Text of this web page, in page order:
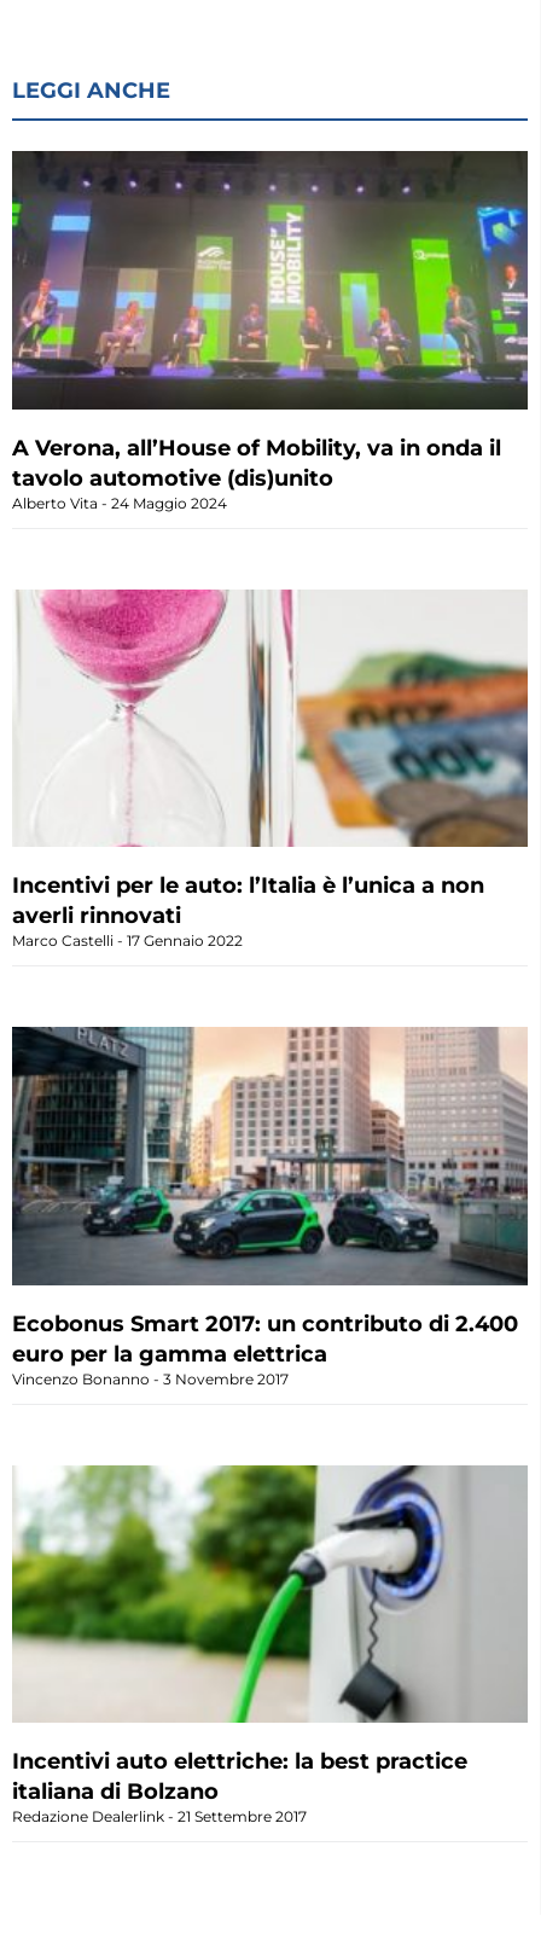
LEGGI ANCHE
A Verona, all’House of Mobility, va in onda il
tavolo automotive (dis)unito
Alberto Vita 24 Maggio 2024
Incentivi per le auto: l’Italia è l’unica a non
averli rinnovati
Marco Castelli 17 Gennaio 2022
Ecobonus Smart 2017: un contributo di 2.400
euro per la gamma elettrica
Vincenzo Bonanno 3 Novembre 2017
Incentivi auto elettriche: la best practice
italiana di Bolzano
Redazione Dealerlink 21 Settembre 2017